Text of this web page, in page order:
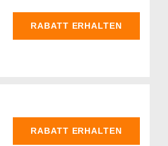
RABATT ERHALTEN
RABATT ERHALTEN